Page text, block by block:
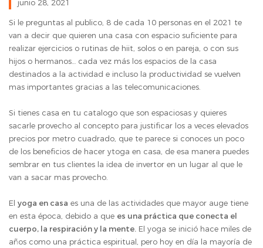
junio 28, 2021
Si le preguntas al publico, 8 de cada 10 personas en el 2021 te
van a decir que quieren una casa con espacio suficiente para
realizar ejercicios o rutinas de hiit, solos o en pareja, o con sus
hijos o hermanos… cada vez más los espacios de la casa
destinados a la actividad e incluso la productividad se vuelven
mas importantes gracias a las telecomunicaciones.
Si tienes casa en tu catalogo que son espaciosas y quieres
sacarle provecho al concepto para justificar los a veces elevados
precios por metro cuadrado, que te parece si conoces un poco
de los beneficios de hacer ytoga en casa, de esa manera puedes
sembrar en tus clientes la idea de invertor en un lugar al que le
van a sacar mas provecho.
El yoga en casa es una de las actividades que mayor auge tiene
en esta época, debido a que es una práctica que conecta el
cuerpo, la respiración y la mente. El yoga se inició hace miles de
años como una práctica espiritual, pero hoy en día la mayoría de